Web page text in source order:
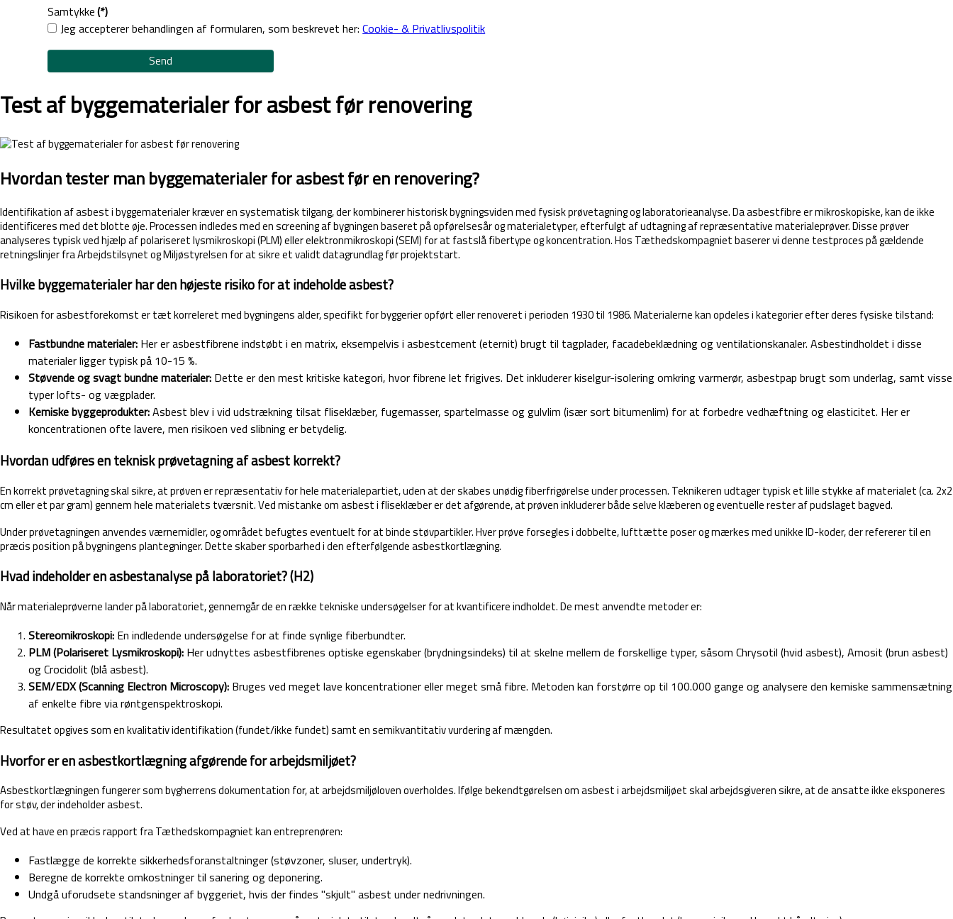
Samtykke(*)
Jeg accepterer behandlingen af formularen, som beskrevet her:Cookie- & Privatlivspolitik
Send
Test af byggematerialer for asbest før renovering
Hvordan tester man byggematerialer for asbest før en renovering?
Identifikation af asbest i byggematerialer kræver en systematisk tilgang, der kombinerer historisk bygningsviden med fysisk prøvetagning og laboratorieanalyse. Da asbestfibre er mikroskopiske, kan de ikke
identificeres med det blotte øje. Processen indledes med en screening af bygningen baseret på opførelsesår og materialetyper, efterfulgt af udtagning af repræsentative materialeprøver. Disse prøver
analyseres typisk ved hjælp af polariseret lysmikroskopi (PLM) eller elektronmikroskopi (SEM) for at fastslå fibertype og koncentration. Hos Tæthedskompagniet baserer vi denne testproces på gældende
retningslinjer fra Arbejdstilsynet og Miljøstyrelsen for at sikre et validt datagrundlag før projektstart.
Hvilke byggematerialer har den højeste risiko for at indeholde asbest?
Risikoen for asbestforekomst er tæt korreleret med bygningens alder, specifikt for byggerier opført eller renoveret i perioden 1930 til 1986. Materialerne kan opdeles i kategorier efter deres fysiske tilstand:
Fastbundne materialer: Her er asbestfibrene indstøbt i en matrix, eksempelvis i asbestcement (eternit) brugt til tagplader, facadebeklædning og ventilationskanaler. Asbestindholdet i disse
materialer ligger typisk på 10-15 %.
Støvende og svagt bundne materialer: Dette er den mest kritiske kategori, hvor fibrene let frigives. Det inkluderer kiselgur-isolering omkring varmerør, asbestpap brugt som underlag, samt visse
typer lofts- og vægplader.
Kemiske byggeprodukter:Asbest blev i vid udstrækning tilsat fliseklæber, fugemasser, spartelmasse og gulvlim (især sort bitumenlim) for at forbedre vedhæftning og elasticitet. Her er
koncentrationen ofte lavere, men risikoen ved slibning er betydelig.
Hvordan udføres en teknisk prøvetagning af asbest korrekt?
En korrekt prøvetagning skal sikre, at prøven er repræsentativ for hele materialepartiet, uden at der skabes unødig fiberfrigørelse under processen. Teknikeren udtager typisk et lille stykke af materialet (ca. 2x2
cm eller et par gram) gennem hele materialets tværsnit. Ved mistanke om asbest i fliseklæber er det afgørende, at prøven inkluderer både selve klæberen og eventuelle rester af pudslaget bagved.
Under prøvetagningen anvendes værnemidler, og området befugtes eventuelt for at binde støvpartikler. Hver prøve forsegles i dobbelte, lufttætte poser og mærkes med unikke ID-koder, der refererer til en
præcis position på bygningens plantegninger. Dette skaber sporbarhed i den efterfølgende asbestkortlægning.
Hvad indeholder en asbestanalyse på laboratoriet? (H2)
Når materialeprøverne lander på laboratoriet, gennemgår de en række tekniske undersøgelser for at kvantificere indholdet. De mest anvendte metoder er:
Stereomikroskopi: En indledende undersøgelse for at finde synlige fiberbundter.
PLM (Polariseret Lysmikroskopi): Her udnyttes asbestfibrenes optiske egenskaber (brydningsindeks) til at skelne mellem de forskellige typer, såsom Chrysotil (hvid asbest), Amosit (brun asbest)
og Crocidolit (blå asbest).
SEM/EDX (Scanning Electron Microscopy): Bruges ved meget lave koncentrationer eller meget små fibre. Metoden kan forstørre op til 100.000 gange og analysere den kemiske sammensætning
af enkelte fibre via røntgenspektroskopi.
Resultatet opgives som en kvalitativ identifikation (fundet/ikke fundet) samt en semikvantitativ vurdering af mængden.
Hvorfor er en asbestkortlægning afgørende for arbejdsmiljøet?
Asbestkortlægningen fungerer som bygherrens dokumentation for, at arbejdsmiljøloven overholdes. Ifølge bekendtgørelsen om asbest i arbejdsmiljøet skal arbejdsgiveren sikre, at de ansatte ikke eksponeres
for støv, der indeholder asbest.
Ved at have en præcis rapport fra Tæthedskompagniet kan entreprenøren:
Fastlægge de korrekte sikkerhedsforanstaltninger (støvzoner, sluser, undertryk).
Beregne de korrekte omkostninger til sanering og deponering.
Undgå uforudsete standsninger af byggeriet, hvis der findes "skjult" asbest under nedrivningen.